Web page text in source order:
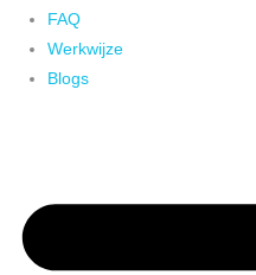
FAQ
Werkwijze
Blogs